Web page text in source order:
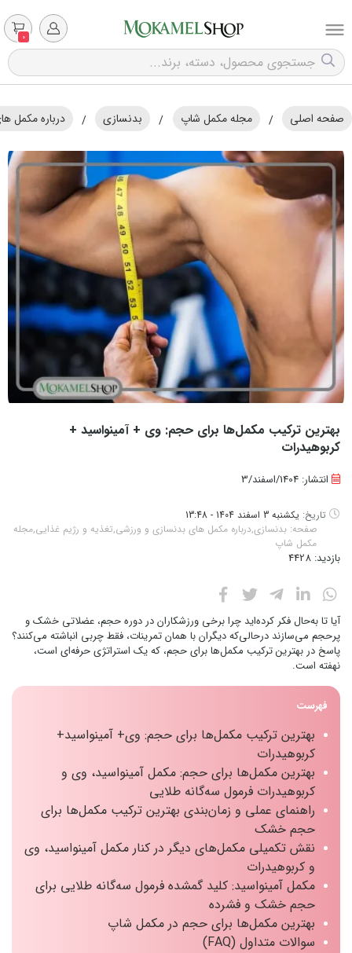
0
صفحه اصلی / مجله مکمل شاپ / بدنسازی / درباره مکمل
بهترین ترکیب مکمل‌ها برای حجم: وی + آمینواسید +
کربوهیدرات
انتشار: 1404/اسفند/3
تاریخ: یکشنبه 3 اسفند 1404 - 13:48
صفحه: بدنسازی,درباره مکمل های بدنسازی و ورزشی,تغذیه و رژیم غذایی,مجله
مکمل شاپ
بازدید: 4428
آیا تا به‌حال فکر کرده‌اید چرا برخی ورزشکاران در دوره حجم، عضلاتی خشک و
پرحجم می‌سازند درحالی‌که دیگران با همان تمرینات، فقط چربی انباشته می‌کنند؟
پاسخ در بهترین ترکیب مکمل‌ها برای حجم، که یک استراتژی حرفه‌ای است،
نهفته است.
فهرست
بهترین ترکیب مکمل‌ها برای حجم: وی+ آمینواسید+
کربوهیدرات
بهترین مکمل‌ها برای حجم: مکمل آمینواسید، وی و
کربوهیدرات فرمول سه‌گانه طلایی
راهنمای عملی و زمان‌بندی بهترین ترکیب مکمل‌ها برای
حجم خشک
نقش تکمیلی مکمل‌های دیگر در کنار مکمل آمینواسید، وی
و کربوهیدرات
مکمل آمینواسید: کلید گمشده فرمول سه‌گانه طلایی برای
حجم خشک و فشرده
بهترین مکمل‌ها برای حجم در مکمل شاپ
سوالات متداول (FAQ)